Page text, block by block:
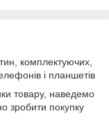
комплектуючих,
і планшетів
товару, наведемо
зробити покупку